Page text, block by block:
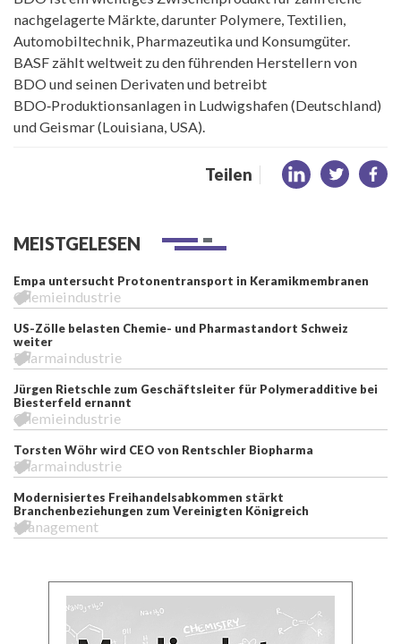
nachgelagerte Märkte, darunter Polymere, Textilien,
Automobiltechnik, Pharmazeutika und Konsumgüter.
BASF zählt weltweit zu den führenden Herstellern von
BDO und seinen Derivaten und betreibt
BDO‑Produktionsanlagen in Ludwigshafen (Deutschland)
und Geismar (Louisiana, USA).
Teilen
MEISTGELESEN
Empa untersucht Protonentransport in Keramikmembranen
Chemieindustrie
US-Zölle belasten Chemie- und Pharmastandort Schweiz
weiter
Pharmaindustrie
Jürgen Rietschle zum Geschäftsleiter für Polymeradditive bei
Biesterfeld ernannt
Chemieindustrie
Torsten Wöhr wird CEO von Rentschler Biopharma
Pharmaindustrie
Modernisiertes Freihandelsabkommen stärkt
Branchenbeziehungen zum Vereinigten Königreich
Management